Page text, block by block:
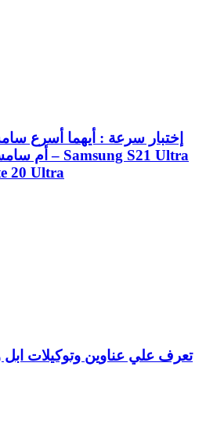
20 Ultra
تعرف علي عناوين وتوكيلات